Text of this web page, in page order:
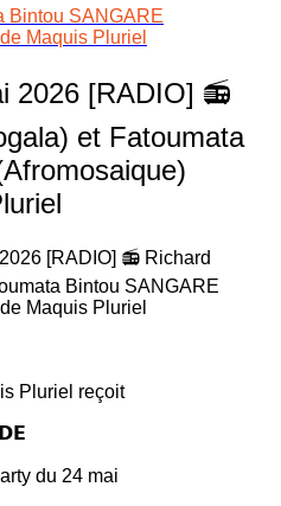
Bintou SANGARE
Maquis Pluriel
2026 [RADIO] 📻
et Fatoumata
Pluriel reçoit
du 24 mai